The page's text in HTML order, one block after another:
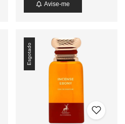
Avise-me
Esgotado